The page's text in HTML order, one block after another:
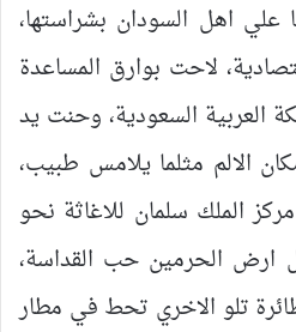
علي اهل السودان بشراستها،
لاحت بوارق المساعدة
العربية السعودية، وحنت يد
الالم مثلما يلامس طبيب،
الملك سلمان للاغاثة نحو
ارض الحرمين حب القداسة،
تلو الاخري تحط في مطار